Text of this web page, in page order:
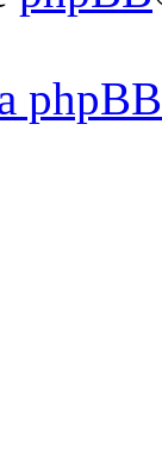
phpBB